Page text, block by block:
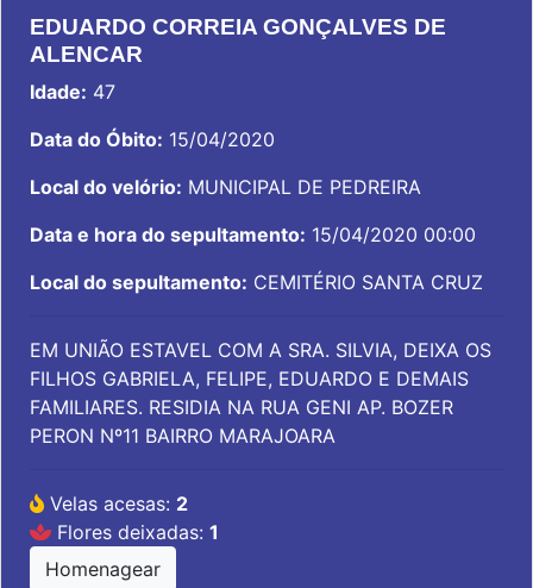
EDUARDO CORREIA GONÇALVES DE
ALENCAR
Idade: 47
Data do Óbito: 15/04/2020
Local do velório: MUNICIPAL DE PEDREIRA
Data e hora do sepultamento: 15/04/2020 00:00
Local do sepultamento: CEMITÉRIO SANTA CRUZ
EM UNIÃO ESTAVEL COM A SRA. SILVIA, DEIXA OS
FILHOS GABRIELA, FELIPE, EDUARDO E DEMAIS
FAMILIARES. RESIDIA NA RUA GENI AP. BOZER
PERON Nº11 BAIRRO MARAJOARA
Velas acesas: 2
Flores deixadas: 1
Homenagear